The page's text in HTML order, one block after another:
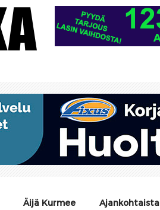
Äijä Kurmee Ajankohtaista